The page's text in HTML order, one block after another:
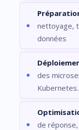
nettoyage,
données
des
de